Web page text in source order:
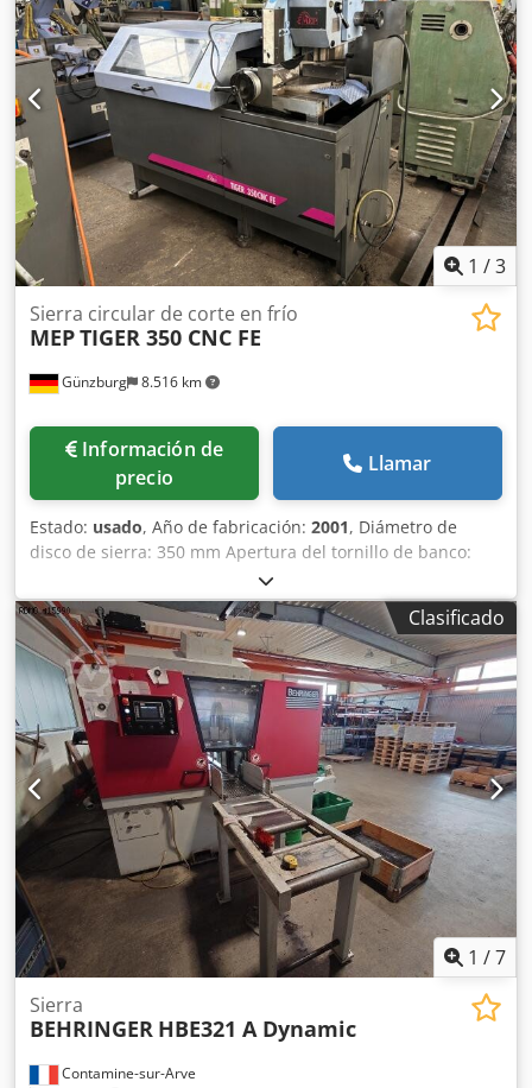
sujeción con dos tornillos de banco dispuestos en los
extremos frontales, que pueden ser posicionados a lo
largo del eje longitudinal de las piezas. - Topes mecánicos
ajustables para posicionar rápidamente la cabeza en los
ángulos de 0 y 45 grados, tanto a la derecha como a la
izquierda.
1 /3
Günzburg 8.516 km
Sierra circular de corte en frío
MEPTIGER 350 CNC FE
Información de
precio
Llamar
Estado: usado, Año de fabricación: 2001, Diámetro de
disco de sierra: 350 mm Apertura del tornillo de banco:
190 mm Crjdpfeyvvpmjx Ai Tjf Velocidades: 15 / 30 / 45 / 90
rpm Potencia del accionamiento: 1,8 / 2,6 kW
Clasificado
1 /7
Contamine-sur-Arve
Sierra
BEHRINGER HBE321 A Dynamic